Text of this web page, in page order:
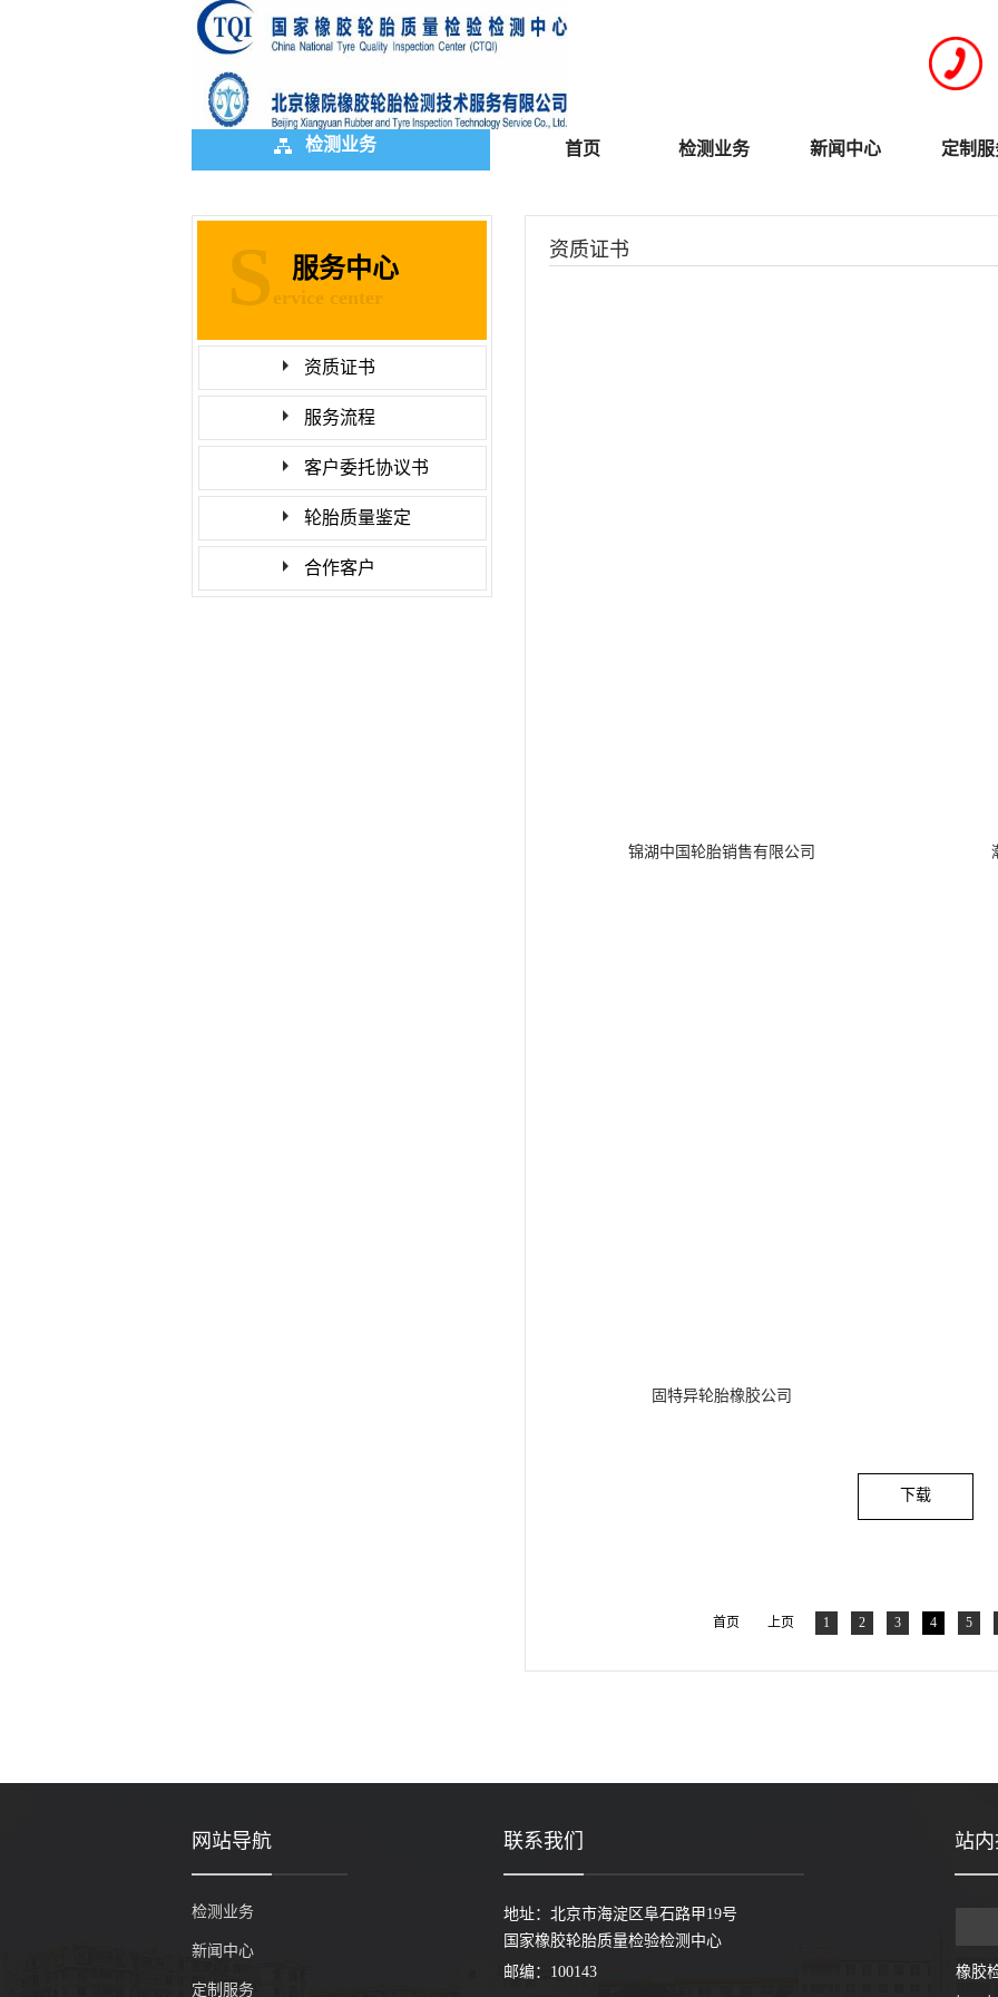
检测业务 首页 检测业务 新闻中心 定制
服务中心
S ervice center
资质证书
服务流程
客户委托协议书
轮胎质量鉴定
合作客户
资质证书
锦湖中国轮胎销售有限公司
固特异轮胎橡胶公司
下载
首页 上页 1 2 3 4 5
网站导航 联系我们 站
检测业务
新闻中心
定制服务
地址：北京市海淀区阜石路甲19号
国家橡胶轮胎质量检验检测中心
邮编：100143
橡胶